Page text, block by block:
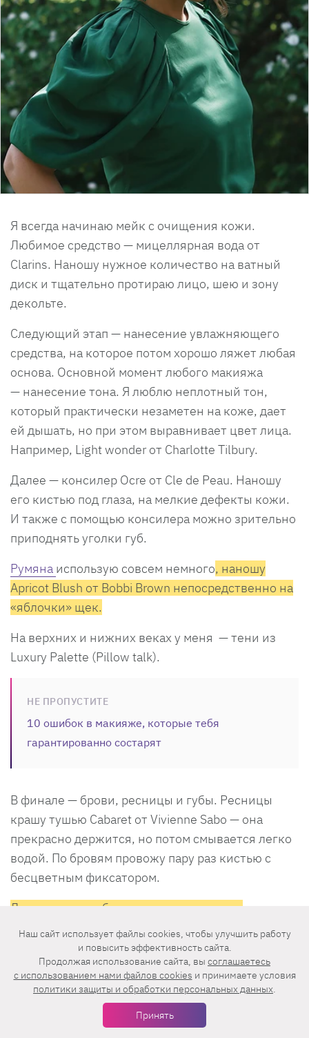
Я всегда начинаю мейк с очищения кожи.
Любимое средство — мицеллярная вода от
Clarins. Наношу нужное количество на ватный
диск и тщательно протираю лицо, шею и зону
декольте.
Следующий этап — нанесение увлажняющего
средства, на которое потом хорошо ляжет любая
основа. Основной момент любого макияжа
— нанесение тона. Я люблю неплотный тон,
который практически незаметен на коже, дает
ей дышать, но при этом выравнивает цвет лица.
Например, Light wonder от Charlotte Tilbury.
Далее — консилер Ocre от Cle de Peau. Наношу
его кистью под глаза, на мелкие дефекты кожи.
И также с помощью консилера можно зрительно
приподнять уголки губ.
Румяна использую совсем немного, наношу
Apricot Blush от Bobbi Brown непосредственно на
«яблочки» щек.
На верхних и нижних веках у меня — тени из
Luxury Palette (Pillow talk).
НЕ ПРОПУСТИТЕ
10 ошибок в макияже, которые тебя
гарантированно состарят
В финале — брови, ресницы и губы. Ресницы
крашу тушью Cabaret от Vivienne Sabo — она
прекрасно держится, но потом смывается легко
водой. По бровям провожу пару раз кистью с
бесцветным фиксатором.
Для макияжа губ чаще всего использую
нюдовые оттенки. Очень нравятся карандаши от
Bobbi Brown, блеск от Charlotte Tilbury и Dior
Addict.
Альтернативные бьюти-новинки — в твою
Наш сайт использует файлы cookies, чтобы улучшить работу
и повысить эффективность сайта.
Продолжая использование сайта, вы соглашаетесь
c использованием нами файлов cookies и принимаете условия
политики защиты и обработки персональных данных.
Принять